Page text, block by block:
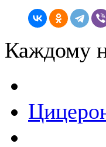
Каждому